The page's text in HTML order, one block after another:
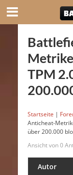
TPM
Startseite |
Anticheat-
über 200.000
Ansicht von 0
Autor